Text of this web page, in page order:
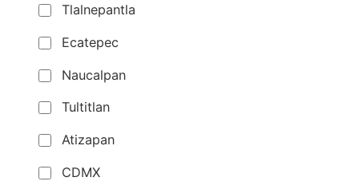
Tlalnepantla
Ecatepec
Naucalpan
Tultitlan
Atizapan
CDMX